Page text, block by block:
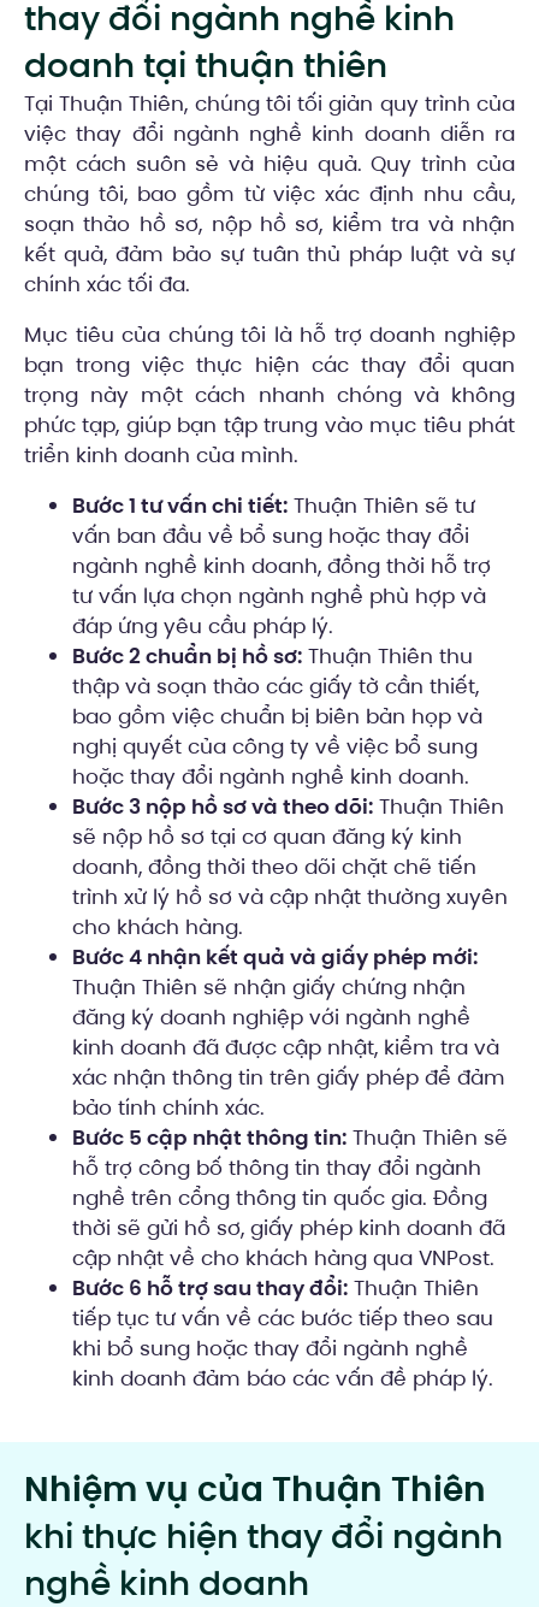
thay đổi ngành nghề kinh
doanh tại thuận thiên
Tại Thuận Thiên, chúng tôi tối giản quy trình của
việc thay đổi ngành nghề kinh doanh diễn ra
một cách suôn sẻ và hiệu quả. Quy trình của
chúng tôi, bao gồm từ việc xác định nhu cầu,
soạn thảo hồ sơ, nộp hồ sơ, kiểm tra và nhận
kết quả, đảm bảo sự tuân thủ pháp luật và sự
chính xác tối đa.
Mục tiêu của chúng tôi là hỗ trợ doanh nghiệp
bạn trong việc thực hiện các thay đổi quan
trọng này một cách nhanh chóng và không
phức tạp, giúp bạn tập trung vào mục tiêu phát
triển kinh doanh của mình.
Bước 1 tư vấn chi tiết: Thuận Thiên sẽ tư
vấn ban đầu về bổ sung hoặc thay đổi
ngành nghề kinh doanh, đồng thời hỗ trợ
tư vấn lựa chọn ngành nghề phù hợp và
đáp ứng yêu cầu pháp lý.
Bước 2 chuẩn bị hồ sơ: Thuận Thiên thu
thập và soạn thảo các giấy tờ cần thiết,
bao gồm việc chuẩn bị biên bản họp và
nghị quyết của công ty về việc bổ sung
hoặc thay đổi ngành nghề kinh doanh.
Bước 3 nộp hồ sơ và theo dõi: Thuận Thiên
sẽ nộp hồ sơ tại cơ quan đăng ký kinh
doanh, đồng thời theo dõi chặt chẽ tiến
trình xử lý hồ sơ và cập nhật thường xuyên
cho khách hàng.
Bước 4 nhận kết quả và giấy phép mới:
Thuận Thiên sẽ nhận giấy chứng nhận
đăng ký doanh nghiệp với ngành nghề
kinh doanh đã được cập nhật, kiểm tra và
xác nhận thông tin trên giấy phép để đảm
bảo tính chính xác.
Bước 5 cập nhật thông tin: Thuận Thiên sẽ
hỗ trợ công bố thông tin thay đổi ngành
nghề trên cổng thông tin quốc gia. Đồng
thời sẽ gửi hồ sơ, giấy phép kinh doanh đã
cập nhật về cho khách hàng qua VNPost.
Bước 6 hỗ trợ sau thay đổi: Thuận Thiên
tiếp tục tư vấn về các bước tiếp theo sau
khi bổ sung hoặc thay đổi ngành nghề
kinh doanh đảm báo các vấn đề pháp lý.
Nhiệm vụ của Thuận Thiên
khi thực hiện thay đổi ngành
nghề kinh doanh